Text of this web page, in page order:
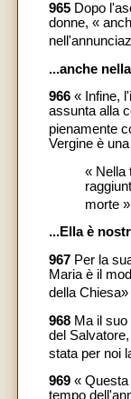
965 Dopo
donne, «
...anche
966 « Infine,
assunta alla
pienamente
Vergine è
« Nella
morte
...Ella è
967 Per la
Maria è il
della Chiesa»
968 Ma il suo
del
stata per noi
969 «
tempo